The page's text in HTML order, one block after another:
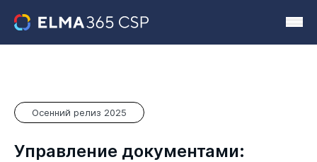
Осенний релиз 2025
Управление документами: